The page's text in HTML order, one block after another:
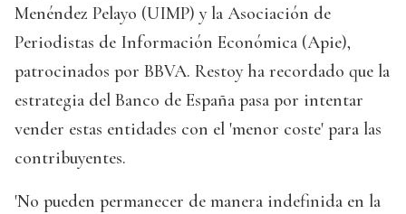
Menéndez Pelayo (UIMP) y la Asociación de
Periodistas de Información Económica (Apie),
patrocinados por BBVA. Restoy ha recordado que la
estrategia del Banco de España pasa por intentar
vender estas entidades con el 'menor coste' para las
contribuyentes.
'No pueden permanecer de manera indefinida en la